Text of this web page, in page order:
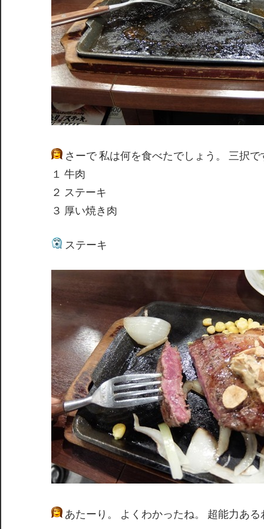
さーで 私は何を食べたでしょう。 三択で
１ 牛肉
２ ステーキ
３ 厚い焼き肉
ステーキ
あたーり。 よくわかったね。 超能力あ